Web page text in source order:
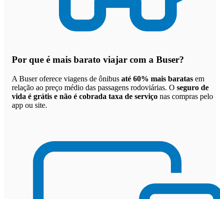
Por que é mais barato viajar com a Buser?
A Buser oferece viagens de ônibus até 60% mais baratas em
relação ao preço médio das passagens rodoviárias. O seguro de
vida é grátis e não é cobrada taxa de serviço nas compras pelo
app ou site.